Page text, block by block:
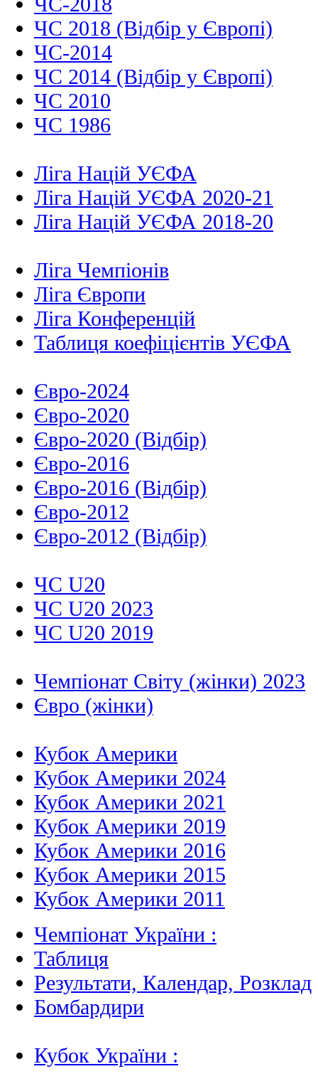
ЧС 2018 (Відбір у Європі)
ЧС-2014
ЧС 2014 (Відбір у Європі)
ЧС 2010
ЧС 1986
Ліга Націй УЄФА
Ліга Націй УЄФА 2020-21
Ліга Націй УЄФА 2018-20
Ліга Чемпіонів
Ліга Європи
Ліга Конференцій
Таблиця коефіцієнтів УЄФА
Євро-2024
Євро-2020
Євро-2020 (Відбір)
Євро-2016
Євро-2016 (Відбір)
Євро-2012
Євро-2012 (Відбір)
ЧС U20
ЧС U20 2023
ЧС U20 2019
Чемпіонат Світу (жінки) 2023
Євро (жінки)
Кубок Америки
Кубок Америки 2024
Кубок Америки 2021
Кубок Америки 2019
Кубок Америки 2016
Кубок Америки 2015
Кубок Америки 2011
Чемпіонат України :
Таблиця
Результати, Календар, Poзклад
Бомбардири
Кубок України :